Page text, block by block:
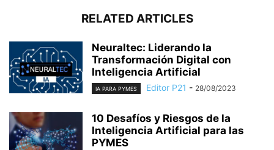
RELATED ARTICLES
Neuraltec: Liderando la
Transformación Digital con
Inteligencia Artificial
IA PARA PYMES Editor P21 - 28/08/2023
10 Desafíos y Riesgos de la
Inteligencia Artificial para las
PYMES